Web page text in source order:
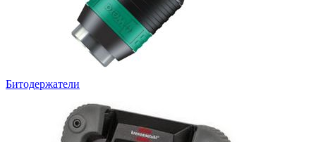
Битодержатели